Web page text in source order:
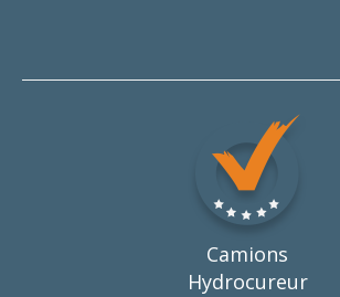
Camions
Hydrocureur